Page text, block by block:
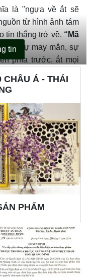
là "ngựa về ắt sẽ
từ hình ảnh tám
tin thắng trở về. “Mã
của sự may mắn, sự
phía trước, ắt mọi
còn là sự kết hợp
cao cấp nhà Kim
quà tặng Mã
hết sức đặc biệt,
về một năm mới với
một năm an khang,
và một lời chúc
ý nghĩa sâu sắc
thể hiện được sự
Rất phù hợp để
đồng nghiệp hoặc
thân trong gia đình
tin
CHÂU Á - THÁI
PHẨM